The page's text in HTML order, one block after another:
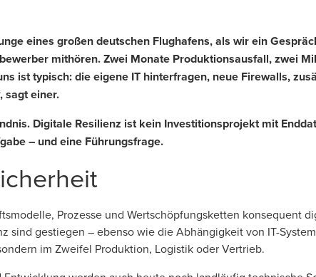
eines großen deutschen Flughafens, als wir ein
mithören. Zwei Monate Produktionsausfall, zwei
ist typisch: die eigene IT hinterfragen, neue Firewalls,
sagt einer.
Digitale Resilienz ist kein Investitionsprojekt mit
– und eine Führungsfrage.
Prozesse und Wertschöpfungsketten konsequent
sind gestiegen – ebenso wie die Abhängigkeit von IT-
im Zweifel Produktion, Logistik oder Vertrieb.